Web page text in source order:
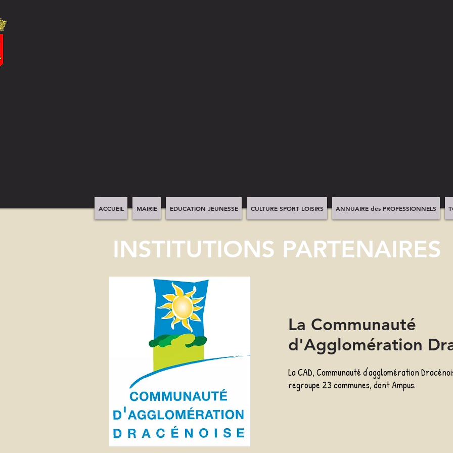
ACCUEIL MAIRIE EDUCATION JEUNESSE CULTURE SPORT LOISIRS ANNUAIRE des PROFESSIONNELS
INSTITUTIONS PARTENAIRES
La Communauté
d'Agglomération
La CAD, Communauté d'agglomération
regroupe 23 communes, dont Ampus.